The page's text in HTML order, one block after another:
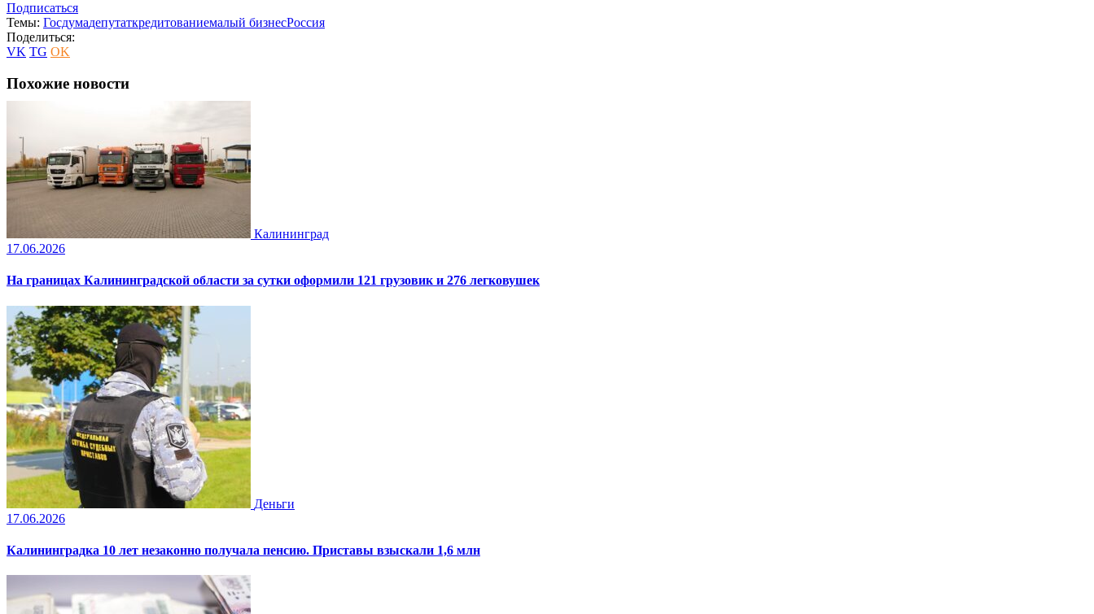
Подписаться
Темы: Госдумадепутаткредитованиемалый бизнесРоссия
Поделиться:
VK TG OK
Похожие новости
Калининград
17.06.2026
На границах Калининградской области за сутки оформили 121 грузовик и 276 легковушек
Деньги
17.06.2026
Калининградка 10 лет незаконно получала пенсию. Приставы взыскали 1,6 млн